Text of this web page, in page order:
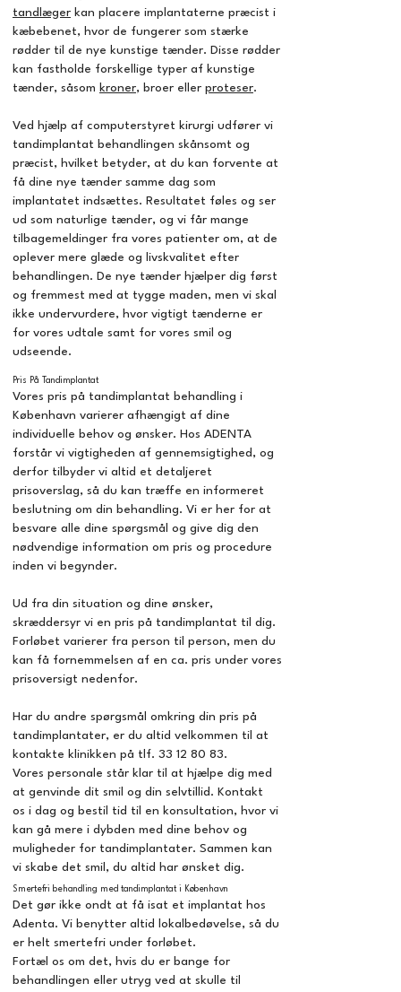
tandlægerkan placere implantaterne præcist i
kæbebenet, hvor de fungerer som stærke
rødder til de nye kunstige tænder. Disse rødder
kan fastholde forskellige typer af kunstige
tænder, såsom kroner, broer eller proteser.
Ved hjælp af computerstyret kirurgi udfører vi
tandimplantat behandlingen skånsomt og
præcist, hvilket betyder, at du kan forvente at
få dine nye tænder samme dag som
implantatet indsættes. Resultatet føles og ser
ud som naturlige tænder, og vi får mange
tilbagemeldinger fra vores patienter om, at de
oplever mere glæde og livskvalitet efter
behandlingen. De nye tænder hjælper dig først
og fremmest med at tygge maden, men vi skal
ikke undervurdere, hvor vigtigt tænderne er
for vores udtale samt for vores smil og
udseende.
Pris På Tandimplantat
Vores pris på tandimplantat behandling i
København varierer afhængigt af dine
individuelle behov og ønsker. Hos ADENTA
forstår vi vigtigheden af gennemsigtighed, og
derfor tilbyder vi altid et detaljeret
prisoverslag, så du kan træffe en informeret
beslutning om din behandling. Vi er her for at
besvare alle dine spørgsmål og give dig den
nødvendige information om pris og procedure
inden vi begynder.
Ud fra din situation og dine ønsker,
skræddersyr vi en pris på tandimplantat til dig.
Forløbet varierer fra person til person, men du
kan få fornemmelsen af en ca. pris under vores
prisoversigt nedenfor.
Har du andre spørgsmål omkring din pris på
tandimplantater, er du altid velkommen til at
kontakte klinikken på tlf. 33 12 80 83.
Vores personale står klar til at hjælpe dig med
at genvinde dit smil og din selvtillid. Kontakt
os i dag og bestil tid til en konsultation, hvor vi
kan gå mere i dybden med dine behov og
muligheder for tandimplantater. Sammen kan
vi skabe det smil, du altid har ønsket dig.
Smertefri behandling med tandimplantat i København
Det gør ikke ondt at få isat et implantat hos
Adenta. Vi benytter altid lokalbedøvelse, så du
er helt smertefri under forløbet.
Fortæl os om det, hvis du er bange for
behandlingen eller utryg ved at skulle til